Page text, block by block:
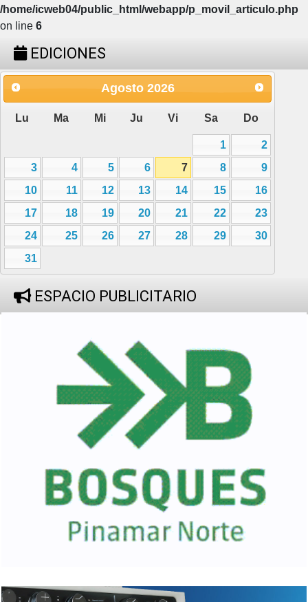
/home/icweb04/public_html/webapp/p_movil_articulo.php
on line 6
EDICIONES
Agosto 2026
Lu Ma Mi Ju Vi Sa Do
1
2
3
4 5 6 7 8
9
10
11 12 13 14 15
16
17
18 19 20 21 22
23
24
25 26 27 28 29
30
31
ESPACIO PUBLICITARIO